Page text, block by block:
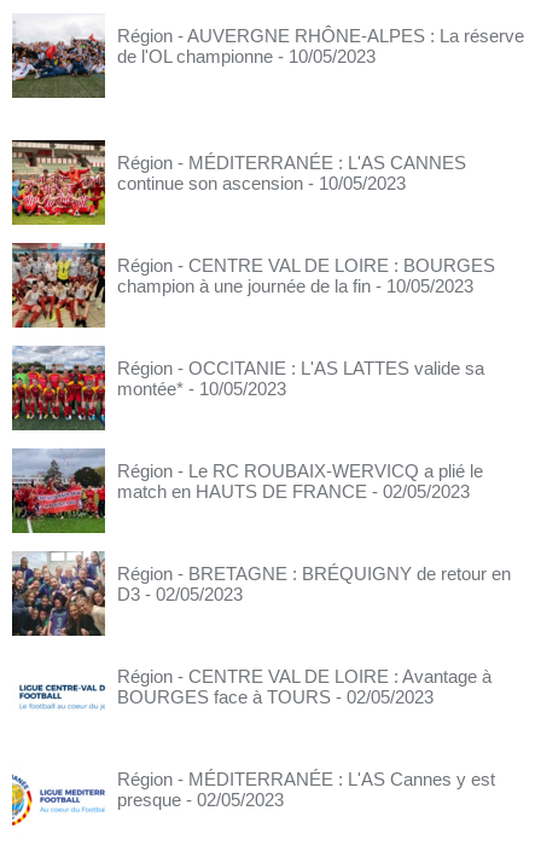
Région - AUVERGNE RHÔNE-ALPES : La réserve
de l'OL championne - 10/05/2023
Région - MÉDITERRANÉE : L'AS CANNES
continue son ascension - 10/05/2023
Région - CENTRE VAL DE LOIRE : BOURGES
champion à une journée de la fin - 10/05/2023
Région - OCCITANIE : L'AS LATTES valide sa
montée* - 10/05/2023
Région - Le RC ROUBAIX-WERVICQ a plié le
match en HAUTS DE FRANCE - 02/05/2023
Région - BRETAGNE : BRÉQUIGNY de retour en
D3 - 02/05/2023
Région - CENTRE VAL DE LOIRE : Avantage à
BOURGES face à TOURS - 02/05/2023
Région - MÉDITERRANÉE : L'AS Cannes y est
presque - 02/05/2023